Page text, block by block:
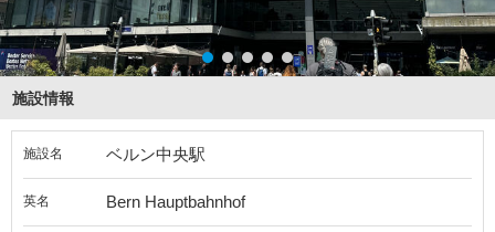
施設情報
施設名 ベルン中央駅
英名 Bern Hauptbahnhof